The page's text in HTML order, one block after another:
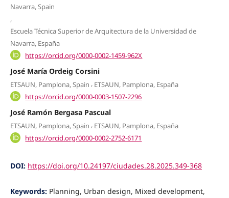
Navarra, Spain
,
Escuela Técnica Superior de Arquitectura de la Universidad de
Navarra, España
https://orcid.org/0000-0002-1459-962X
José María Ordeig Corsini
ETSAUN, Pamplona, Spain , ETSAUN, Pamplona, España
https://orcid.org/0000-0003-1507-2296
José Ramón Bergasa Pascual
ETSAUN, Pamplona, Spain , ETSAUN, Pamplona, España
https://orcid.org/0000-0002-2752-6171
DOI: https://doi.org/10.24197/ciudades.28.2025.349-368
Keywords: Planning, Urban design, Mixed development,